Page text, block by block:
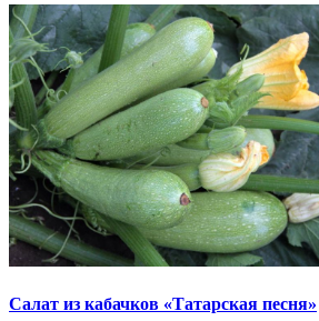
Салат из кабачков «Татарская песня»